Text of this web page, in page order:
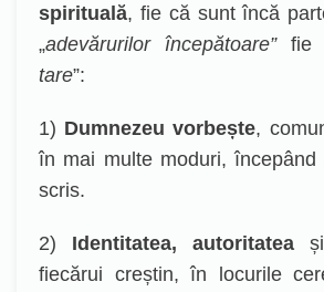
spirituală, fie că sunt încă
„adevărurilor începătoare”fie
tare”:
1) Dumnezeu vorbește,
în mai multe moduri, începând
scris.
2) Identitatea, autoritatea
fiecărui creștin, în locurile